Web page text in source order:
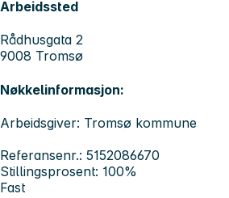
Arbeidssted
Rådhusgata 2
9008 Tromsø
Nøkkelinformasjon:
Arbeidsgiver: Tromsø kommune
Referansenr.: 5152086670
Stillingsprosent: 100%
Fast